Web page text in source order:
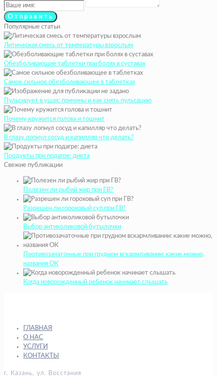
Популярные статьи
Литическая смесь от температуры взрослым
Обезболивающие таблетки при болях в суставах
Самое сильное обезболивающее в таблетках
Пульсирует в ушах: причины и как снять пульсацию
Почему кружится голова и тошнит
В глазу лопнул сосуд и капилляр что делать?
Продукты при подагре: диета
Свежие публикации
Полезен ли рыбий жир при ГВ?
Разрешен ли гороховый суп при ГВ?
Выбор антиколиковой бутылочки
Противозачаточные при грудном вскармливании: какие можно,
названия ОК
Когда новорожденный ребенок начинает слышать
ГЛАВНАЯ
О НАС
УСЛУГИ
КОНТАКТЫ
г. Казань, ул. Восстания